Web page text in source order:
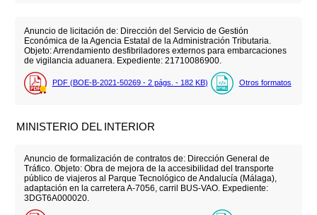
Anuncio de licitación de: Dirección del Servicio de Gestión
Económica de la Agencia Estatal de la Administración Tributaria.
Objeto: Arrendamiento desfibriladores externos para embarcaciones
de vigilancia aduanera. Expediente: 21710086900.
PDF (BOE-B-2021-50269 - 2 págs. - 182 KB) Otros formatos
MINISTERIO DEL INTERIOR
Anuncio de formalización de contratos de: Dirección General de
Tráfico. Objeto: Obra de mejora de la accesibilidad del transporte
público de viajeros al Parque Tecnológico de Andalucía (Málaga),
adaptación en la carretera A-7056, carril BUS-VAO. Expediente:
3DGT6A000020.